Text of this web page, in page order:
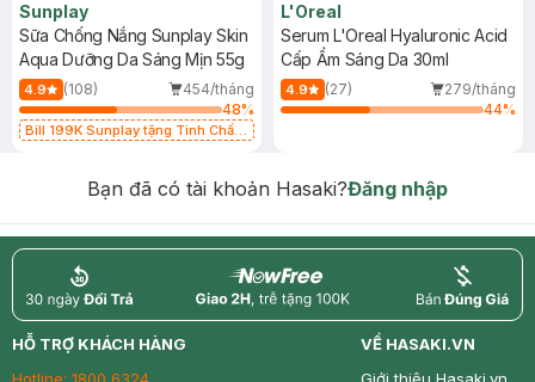
Sunplay
Sữa Chống Nắng Sunplay Skin
Aqua Dưỡng Da Sáng Mịn 55g
4.9 (108)
454/tháng
48%
Bill 199K Sunplay tặng Tinh Chất
L'Oreal
Serum L'Oreal Hyaluronic Acid
Cấp Ẩm Sáng Da 30ml
4.9 (27)
279/tháng
44%
Bạn đã có tài khoản Hasaki?Đăng nhập
return nowfree price
HỖ TRỢ KHÁCH HÀNG
VỀ HASAKI.VN